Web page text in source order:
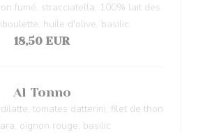
fumé, stracciatella, 100% lait des
huile d'olive, basilic
18,50 EUR
Al Tonno
tomates datterini, filet de thon
oignon rouge, basilic